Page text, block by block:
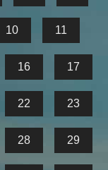
10 11
16 17
22 23
28 29